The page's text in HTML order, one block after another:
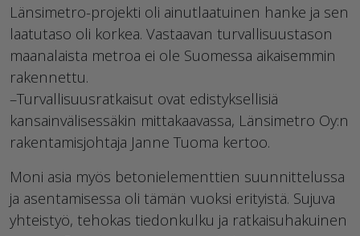
Länsimetro-projekti oli ainutlaatuinen hanke ja sen
laatutaso oli korkea. Vastaavan turvallisuustason
maanalaista metroa ei ole Suomessa aikaisemmin
rakennettu.
–Turvallisuusratkaisut ovat edistyksellisiä
kansainvälisessäkin mittakaavassa, Länsimetro Oy:n
rakentamisjohtaja Janne Tuoma kertoo.
Moni asia myös betonielementtien suunnittelussa
ja asentamisessa oli tämän vuoksi erityistä. Sujuva
yhteistyö, tehokas tiedonkulku ja ratkaisuhakuinen